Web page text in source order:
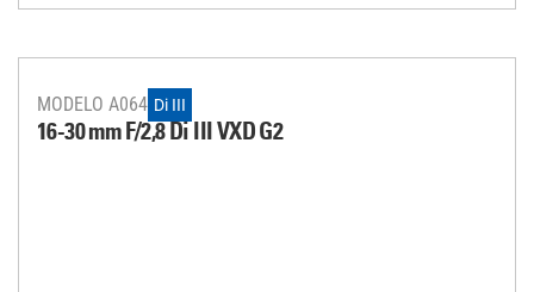
MODELO A064 Di III
16-30 mm F/2,8Di IIIVXD G2